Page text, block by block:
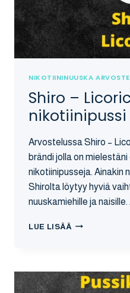
NIKOTIININUUSKA
Shiro –
Arvostelussa Shiro –
brändi jolla on
nikotiinipusseja. Ainakin
Shirolta löytyy hyviä
nuuskamiehille ja
LUE LISÄÄ SHIRO
ARVOSTELU